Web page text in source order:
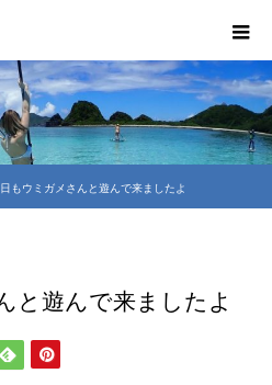
もウミガメさんと遊んで来ましたよ
と遊んで来ましたよ